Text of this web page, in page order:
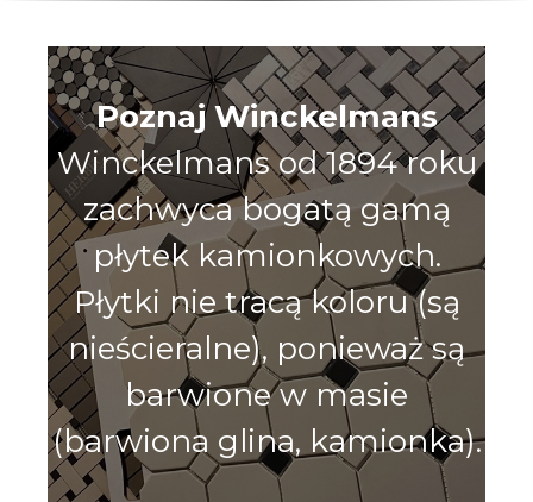
Poznaj Winckelmans
Winckelmans od 1894 roku
zachwyca bogatą gamą
płytek kamionkowych.
Płytki nie tracą koloru (są
nieścieralne), ponieważ są
barwione w masie
(barwiona glina, kamionka).